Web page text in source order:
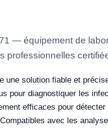
— équipement de
professionnelles
une solution fiable et
pour diagnostiquer les
efficaces pour
avec les